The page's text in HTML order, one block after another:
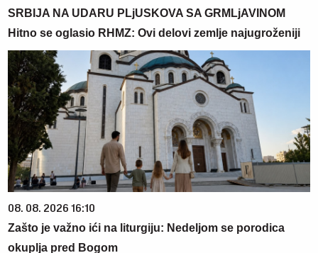
SRBIJA NA UDARU PLjUSKOVA SA GRMLjAVINOM
Hitno se oglasio RHMZ: Ovi delovi zemlje najugroženiji
08. 08. 2026 16:10
Zašto je važno ići na liturgiju: Nedeljom se porodica
okuplja pred Bogom